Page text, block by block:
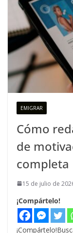
EMIGRAR
Cómo
de
completa
15 de julio de
¡Compártelo!